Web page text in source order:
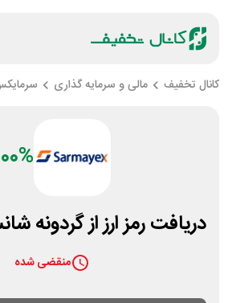
کانال تخفیف مالی و سرمایه گذاری
دریافت رمز ارز از
منقضی شده